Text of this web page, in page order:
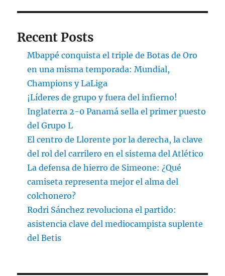
Recent Posts
Mbappé conquista el triple de Botas de Oro
en una misma temporada: Mundial,
Champions y LaLiga
¡Líderes de grupo y fuera del infierno!
Inglaterra 2-0 Panamá sella el primer puesto
del Grupo L
El centro de Llorente por la derecha, la clave
del rol del carrilero en el sistema del Atlético
La defensa de hierro de Simeone: ¿Qué
camiseta representa mejor el alma del
colchonero?
Rodri Sánchez revoluciona el partido:
asistencia clave del mediocampista suplente
del Betis